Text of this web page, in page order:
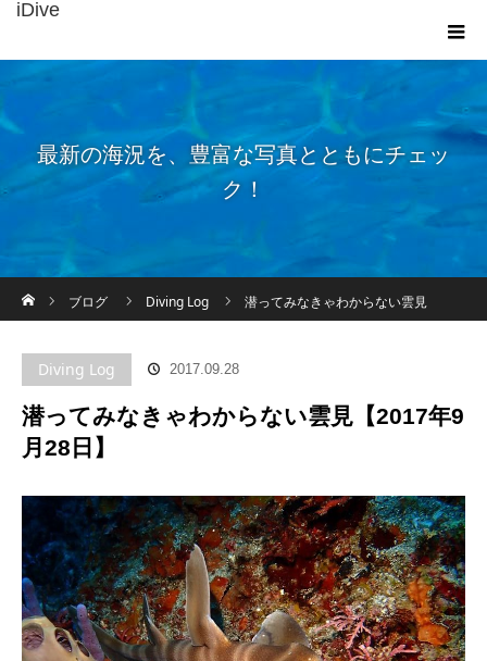
iDive
最新の海況を、豊富な写真とともにチェッ
ク！
ブログ
Diving Log 潜ってみなきゃわからない雲見
Diving Log 2017.09.28
潜ってみなきゃわからない雲見【2017年9
月28日】